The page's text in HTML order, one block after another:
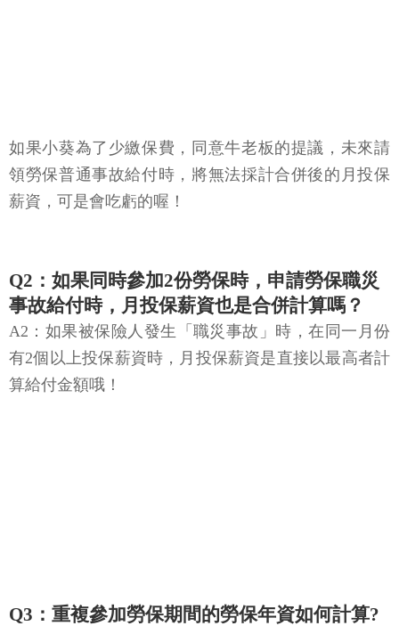
如果小葵為了少繳保費，同意牛老板的提議，未來請
領勞保普通事故給付時，將無法採計合併後的月投保
薪資，可是會吃虧的喔！
Q2：如果同時參加2份勞保時，申請勞保職災
事故給付時，月投保薪資也是合併計算嗎？
A2：如果被保險人發生「職災事故」時，在同一月份
有2個以上投保薪資時，月投保薪資是直接以最高者計
算給付金額哦！
Q3：重複參加勞保期間的勞保年資如何計算?